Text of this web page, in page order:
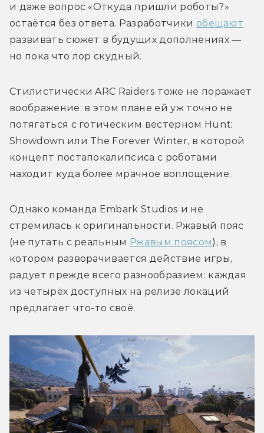
и даже вопрос «Откуда пришли роботы?»
остаётся без ответа. Разработчики обещают
развивать сюжет в будущих дополнениях —
но пока что лор скудный.
Стилистически ARC Raiders тоже не поражает
воображение: в этом плане ей уж точно не
потягаться с готическим вестерном Hunt:
Showdown или The Forever Winter, в которой
концепт постапокалипсиса с роботами
находит куда более мрачное воплощение.
Однако команда Embark Studios и не
стремилась к оригинальности. Ржавый пояс
(не путать с реальным Ржавым поясом), в
котором разворачивается действие игры,
радует прежде всего разнообразием: каждая
из четырёх доступных на релизе локаций
предлагает что-то своё.